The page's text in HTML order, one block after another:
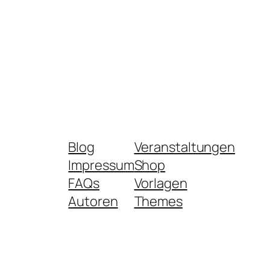
Blog
Impressum
FAQs
Autoren
Veranstaltungen
Shop
Vorlagen
Themes